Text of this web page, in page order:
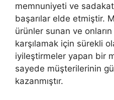
memnuniyeti ve
başarılar elde etmiştir.
ürünler sunan ve
karşılamak için sürekli
iyileştirmeler yapan bir
sayede müşterilerinin
kazanmıştır.